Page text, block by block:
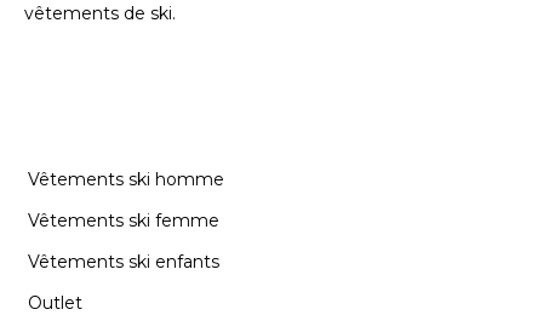
vêtements de ski.
Vêtements ski homme
Vêtements ski femme
Vêtements ski enfants
Outlet